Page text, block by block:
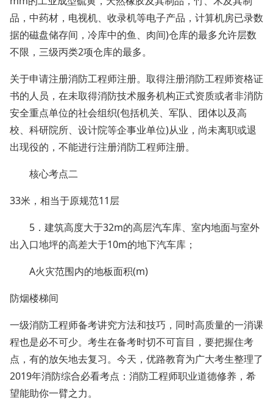
品，中药材，电视机、收录机等电子产品，计算机房已录数
据的磁盘储存间，冷库中的鱼、肉间)仓库的最多允许层数
不限，三级丙类2项仓库的最多。
关于申请注册消防工程师注册。取得注册消防工程师资格证
书的人员，在未取得消防技术服务机构正式资质或者非消防
安全重点单位的社会组织(包括机关、军队、团体以及高
校、科研院所、设计院等企事业单位)从业，尚未离职或退
出现役的，不能进行注册消防工程师注册。
核心考点二
33米，相当于原规范11层
5．建筑高度大于32m的高层汽车库、室内地面与室外
出入口地坪的高差大于10m的地下汽车库；
A火灾范围内的地板面积(m)
防烟楼梯间
一级消防工程师备考讲究方法和技巧，同时高质量的一消课
程也是必不可少。考生在备考时切不可盲目，要把握住考
点，有的放矢地去复习。今天，优路教育为广大考生整理了
2019年消防综合必看考点：消防工程师职业道德修养，希
望能助你一臂之力。